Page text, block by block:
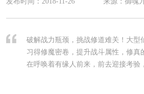
破解战力瓶颈，挑战修道难关！大
习得修魔密卷，提升战斗属性，修
在呼唤着有缘人前来，前去迎接考验